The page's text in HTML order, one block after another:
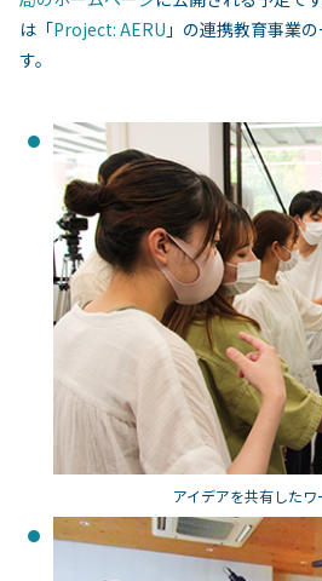
は「Project: AERU 」の連携教育事業
す。
アイデアを共有した